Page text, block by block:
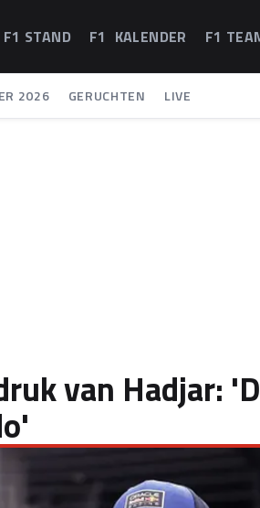
F1 STAND F1 KALENDER F1
2026 GERUCHTEN LIVE
van Hadjar: